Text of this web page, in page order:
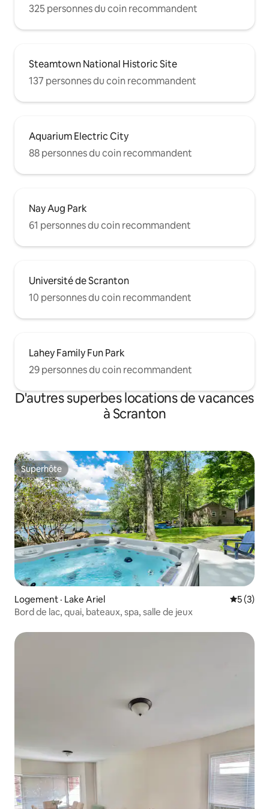
325 personnes du coin recommandent
Steamtown National Historic Site
137 personnes du coin recommandent
Aquarium Electric City
88 personnes du coin recommandent
Nay Aug Park
61 personnes du coin recommandent
Université de Scranton
10 personnes du coin recommandent
Lahey Family Fun Park
29 personnes du coin recommandent
D'autres superbes locations de vacances
à Scranton
Superhôte
Superhôte
Logement · Lake Ariel Note
5 (3)
Bord de lac, quai, bateaux, spa, salle de jeux